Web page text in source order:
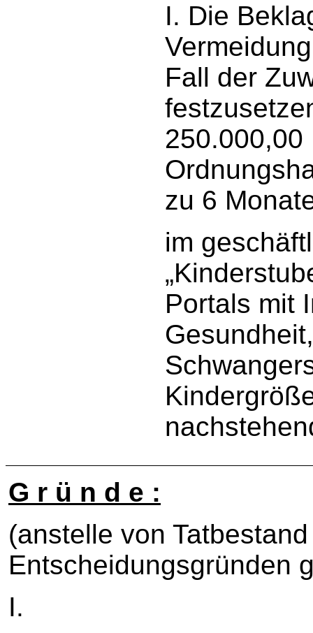
I. Die
Fall der
250.000,00
zu 6
im
Portals mit
G r ü n d e :
(anstelle von
Entscheidungsgründen
I.